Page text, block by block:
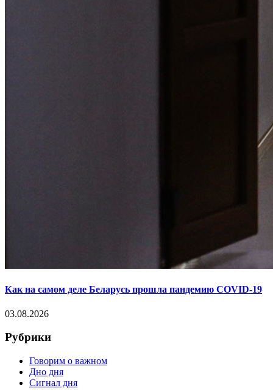
Как на самом деле Беларусь прошла пандемию COVID-19
03.08.2026
Рубрики
Говорим о важном
Дно дня
Сигнал дня